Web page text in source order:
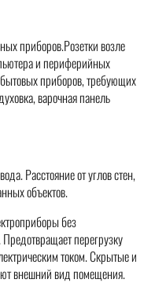
приборов.Розетки возле
и периферийных
приборов, требующих
варочная панель
Расстояние от углов стен,
объектов.
без
перегрузку
током. Скрытые и
внешний вид помещения.